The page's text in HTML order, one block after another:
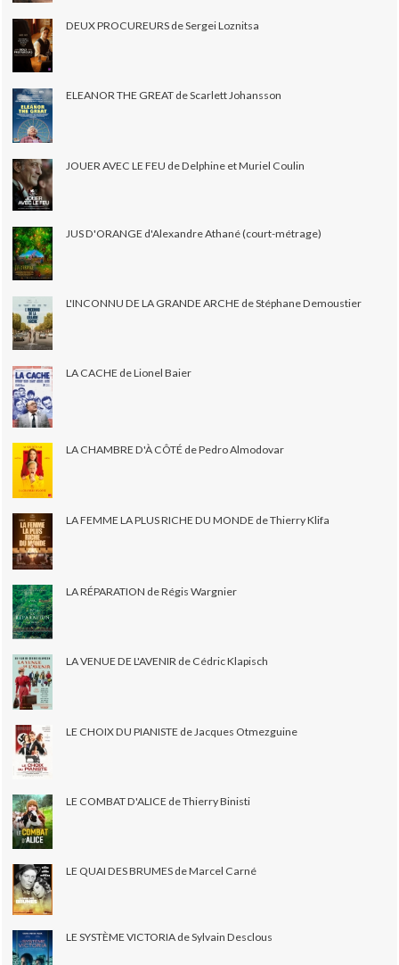
DEUX PROCUREURS de Sergei Loznitsa
ELEANOR THE GREAT de Scarlett Johansson
JOUER AVEC LE FEU de Delphine et Muriel Coulin
JUS D'ORANGE d'Alexandre Athané (court-métrage)
L'INCONNU DE LA GRANDE ARCHE de Stéphane Demoustier
LA CACHE de Lionel Baier
LA CHAMBRE D'À CÔTÉ de Pedro Almodovar
LA FEMME LA PLUS RICHE DU MONDE de Thierry Klifa
LA RÉPARATION de Régis Wargnier
LA VENUE DE L'AVENIR de Cédric Klapisch
LE CHOIX DU PIANISTE de Jacques Otmezguine
LE COMBAT D'ALICE de Thierry Binisti
LE QUAI DES BRUMES de Marcel Carné
LE SYSTÈME VICTORIA de Sylvain Desclous